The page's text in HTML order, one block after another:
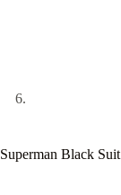
Superman Black Suit